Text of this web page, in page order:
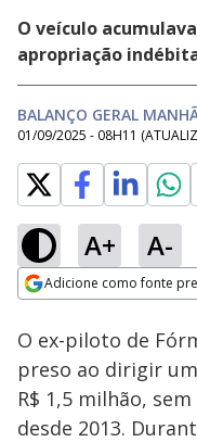
O veículo
apropriação
BALANÇO GERAL
01/09/2025 - 08H11
A+ A-
Adicione como fonte
Ativar
Loaded
28.08%
O ex-piloto de
preso ao dirigir
R$ 1,5 milhão, sem
desde 2013.